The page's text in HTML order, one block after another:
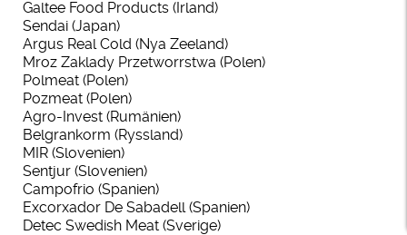
Galtee Food Products (Irland)
Sendai (Japan)
Argus Real Cold (Nya Zeeland)
Mroz Zaklady Przetworrstwa (Polen)
Polmeat (Polen)
Pozmeat (Polen)
Agro-Invest (Rumänien)
Belgrankorm (Ryssland)
MIR (Slovenien)
Sentjur (Slovenien)
Campofrio (Spanien)
Excorxador De Sabadell (Spanien)
Detec Swedish Meat (Sverige)